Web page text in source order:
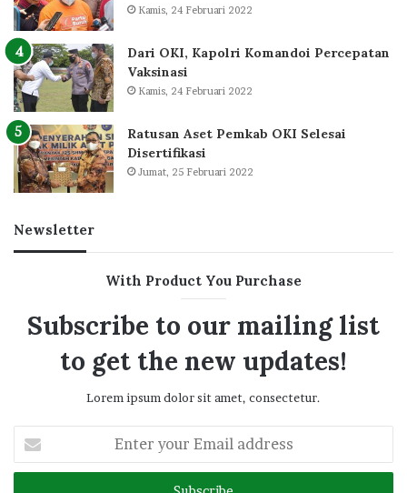
Kamis, 24 Februari 2022
Dari OKI, Kapolri Komandoi Percepatan
Vaksinasi
Kamis, 24 Februari 2022
Ratusan Aset Pemkab OKI Selesai
Disertifikasi
Jumat, 25 Februari 2022
Newsletter
With Product You Purchase
Subscribe to our mailing list
to get the new updates!
Lorem ipsum dolor sit amet, consectetur.
your
Email